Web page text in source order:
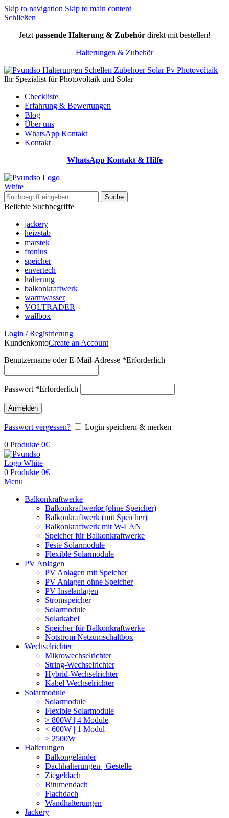
Skip to navigation Skip to main content
Schließen
Jetzt passende Halterung & Zubehördirekt mit bestellen!
Halterungen & Zubehör
Ihr Spezialist für Photovoltaik und Solar
Checkliste
Erfahrung & Bewertungen
Blog
Über uns
WhatsApp Kontakt
Kontakt
WhatsApp Kontakt & Hilfe
Suche
Beliebte Suchbegriffe
jackery
heizstab
marstek
fronius
speicher
envertech
halterung
balkonkraftwerk
warmwasser
VOLTRADER
wallbox
Login / Registrierung
KundenkontoCreate an Account
Benutzername oder E-Mail-Adresse *Erforderlich
Passwort *Erforderlich
Anmelden
Passwort vergessen?
Login speichern & merken
0 Produkte 0€
0 Produkte 0€
Menu
Balkonkraftwerke
Balkonkraftwerke (ohne Speicher)
Balkonkraftwerk (mit Speicher)
Balkonkraftwerk mit W-LAN
Speicher für Balkonkraftwerke
Feste Solarmodule
Flexible Solarmodule
PV Anlagen
PV Anlagen mit Speicher
PV Anlagen ohne Speicher
PV Inselanlagen
Stromspeicher
Solarmodule
Solarkabel
Speicher für Balkonkraftwerke
Notstrom Netzumschaltbox
Wechselrichter
Mikrowechselrichter
String-Wechselrichter
Hybrid-Wechselrichter
Kabel Wechselrichter
Solarmodule
Solarmodule
Flexible Solarmodule
> 800W | 4 Module
< 600W | 1 Modul
> 2500W
Halterungen
Balkongeländer
Dachhalterungen | Gestelle
Ziegeldach
Bitumendach
Flachdach
Wandhalterungen
Jackery